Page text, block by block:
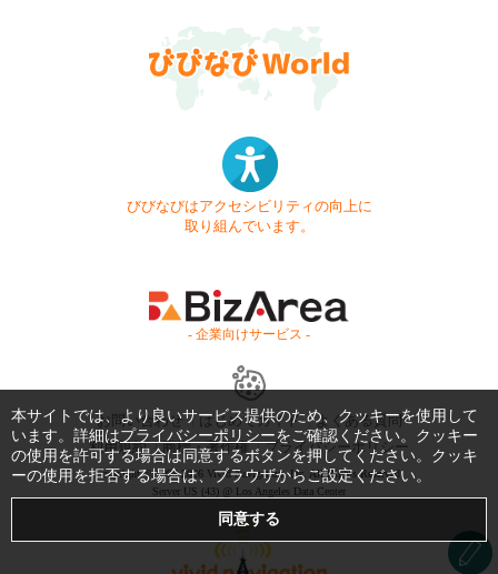
びびなびはアクセシビリティの向上に
取り組んでいます。
- 企業向けサービス -
お問い合わせ はじめてガイド
よくある質問
利用規約
商標・著作権 プライバシーポリシー
Copyright © 1999-2026 Vivid Navigation, Inc. All Rights Reserved.
Server US (43) @ Los Angeles Data Center
本サイトでは、より良いサービス提供のため、クッキーを使用して
います。詳細はプライバシーポリシーをご確認ください。クッキー
の使用を許可する場合は同意するボタンを押してください。クッキ
ーの使用を拒否する場合は、ブラウザからご設定ください。